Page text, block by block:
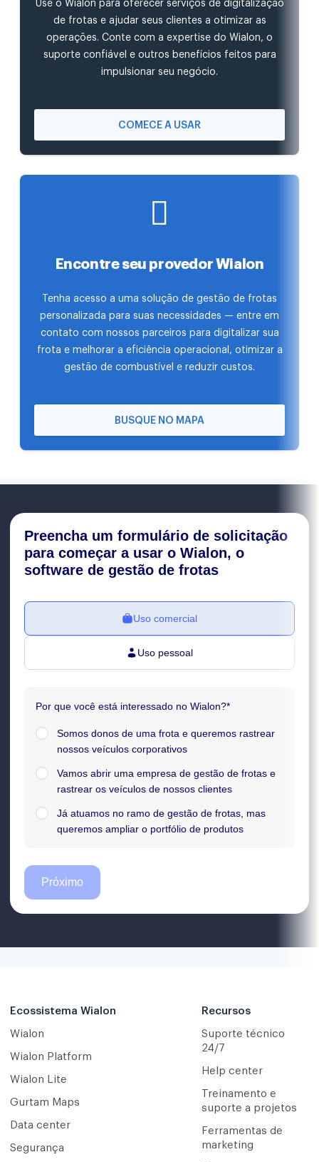
Use o Wialon para oferecer serviços de digitalização
de frotas e ajudar seus clientes a otimizar as
operações. Conte com a expertise do Wialon, o
suporte confiável e outros benefícios feitos para
impulsionar seu negócio.
COMECE A USAR
Encontre seu provedor Wialon
Tenha acesso a uma solução de gestão de frotas
personalizada para suas necessidades — entre em
contato com nossos parceiros para digitalizar sua
frota e melhorar a eficiência operacional, otimizar a
gestão de combustível e reduzir custos.
BUSQUE NO MAPA
Ecossistema Wialon
Wialon
Wialon Platform
Wialon Lite
Gurtam Maps
Data center
Segurança
Recursos
Suporte técnico
24/7
Help center
Treinamento e
suporte a projetos
Ferramentas de
marketing